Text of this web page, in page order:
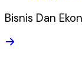
Bisnis Dan